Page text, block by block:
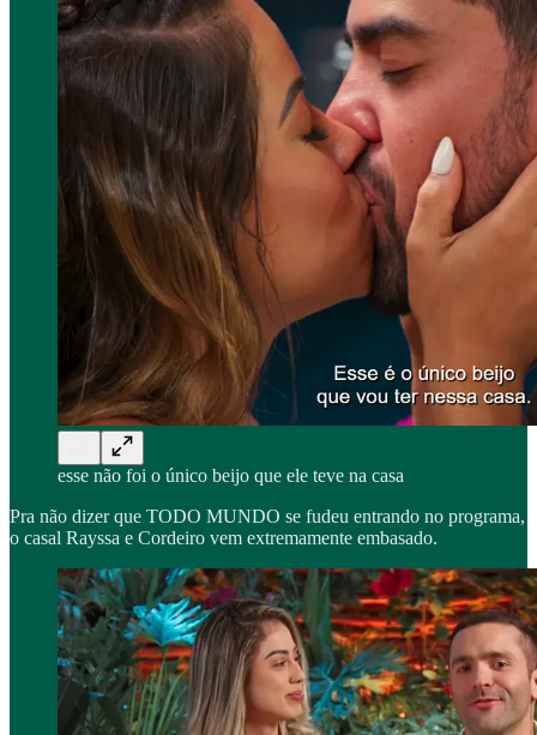
esse não foi o único beijo que ele teve na casa
Pra não dizer que TODO MUNDO se fudeu entrando no programa,
o casal Rayssa e Cordeiro vem extremamente embasado.